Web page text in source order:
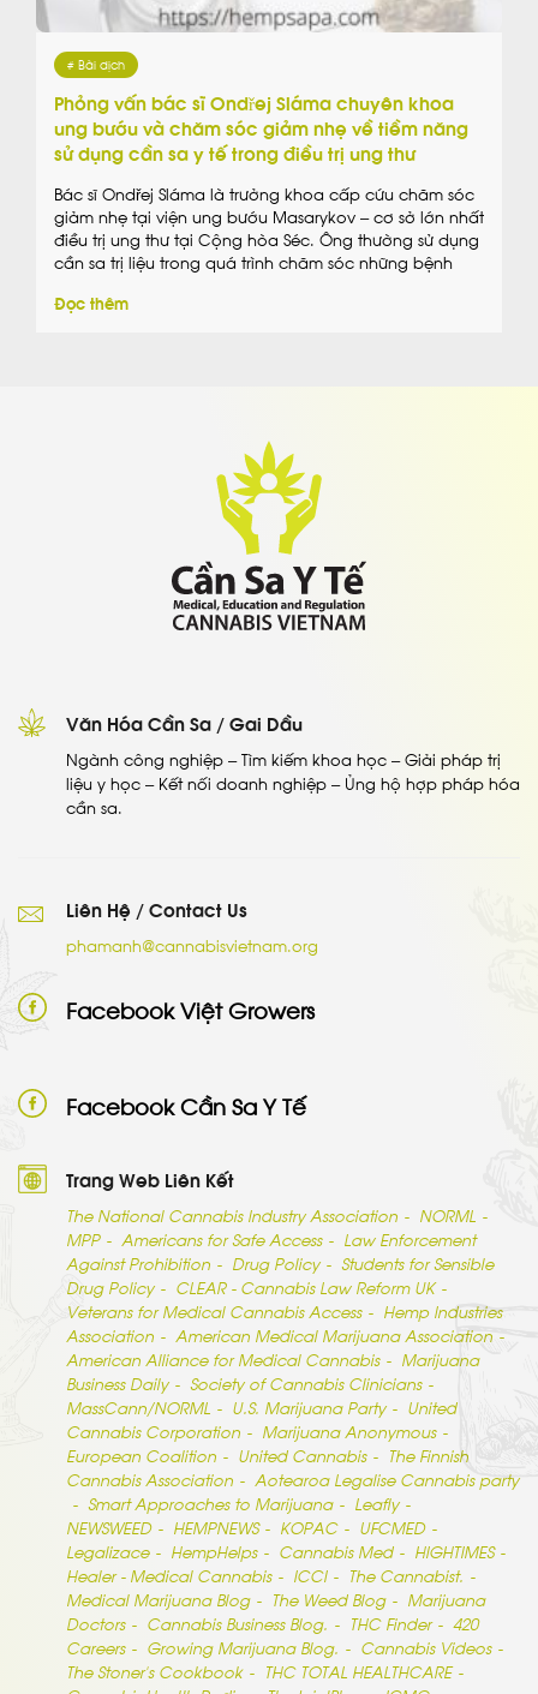
# Bài dịch
Phỏng vấn bác sĩ Ondřej Sláma chuyên khoa
ung bướu và chăm sóc giảm nhẹ về tiềm năng
sử dụng cần sa y tế trong điều trị ung thư
Bác sĩ Ondřej Sláma là trưởng khoa cấp cứu chăm sóc
giảm nhẹ tại viện ung bướu Masarykov – cơ sở lớn nhất
điều trị ung thư tại Cộng hòa Séc. Ông thường sử dụng
cần sa trị liệu trong quá trình chăm sóc những bệnh
tiên phong việc ứng dụng cần sa trong điều trị giảm
Đọc thêm
Văn Hóa Cần Sa / Gai Dầu
Ngành công nghiệp – Tìm kiếm khoa học – Giải pháp trị
liệu y học – Kết nối doanh nghiệp – Ủng hộ hợp pháp hóa
cần sa.
Liên Hệ / Contact Us
phamanh@cannabisvietnam.org
Facebook Việt Growers
Facebook Cần Sa Y Tế
Trang Web Liên Kết
The National Cannabis Industry Association
NORML
MPP
Americans for Safe Access
Law Enforcement
Against Prohibition
Drug Policy
Students for Sensible
Drug Policy
CLEAR - Cannabis Law Reform UK
Veterans for Medical Cannabis Access
Hemp Industries
Association
American Medical Marijuana Association
American Alliance for Medical Cannabis
Marijuana
Business Daily
Society of Cannabis Clinicians
MassCann/NORML
U.S. Marijuana Party
United
Cannabis Corporation
Marijuana Anonymous
European Coalition
United Cannabis
The Finnish
Cannabis Association
Aotearoa Legalise Cannabis party
Smart Approaches to Marijuana
Leafly
NEWSWEED
HEMPNEWS KOPAC
UFCMED
Legalizace
HempHelps Cannabis Med
HIGHTIMES
Healer - Medical Cannabis
ICCI
The Cannabist.
Medical Marijuana Blog
The Weed Blog
Marijuana
Doctors
Cannabis Business Blog. THC Finder
420
Careers
Growing Marijuana Blog.
Cannabis Videos
The Stoner’s Cookbook
THC TOTAL HEALTHCARE